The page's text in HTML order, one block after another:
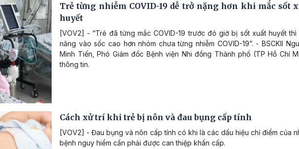
Trẻ từng nhiễm COVID-19 dễ trở nặng hơn khi mắc sốt
huyết
[VOV2] - “Trẻ đã từng mắc COVID-19 trước đó giờ bị sốt xuất huyết thì
năng vào sốc cao hơn nhóm chưa từng nhiễm COVID-19”. - BSCKII
Minh Tiến, Phó Giám đốc Bệnh viện Nhi đồng Thành phố (TP Hồ Chí
thông tin.
Cách xử trí khi trẻ bị nôn và đau bụng cấp tính
[VOV2] - Đau bụng và nôn cấp tính có khi là các dấu hiệu chỉ điểm của
bệnh nguy hiểm cần phải được can thiệp khẩn cấp.